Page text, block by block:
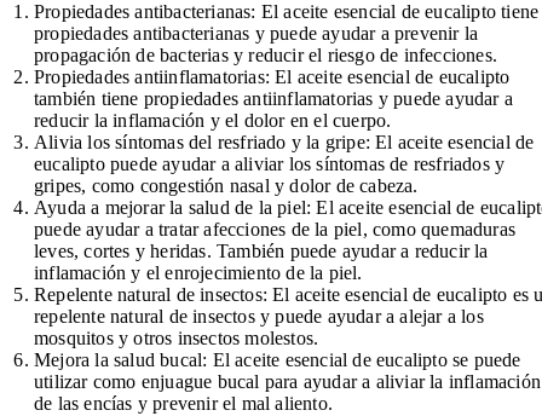
Propiedades antibacterianas: El aceite esencial de eucalipto tiene
propiedades antibacterianas y puede ayudar a prevenir la
propagación de bacterias y reducir el riesgo de infecciones.
Propiedades antiinflamatorias: El aceite esencial de eucalipto
también tiene propiedades antiinflamatorias y puede ayudar a
reducir la inflamación y el dolor en el cuerpo.
Alivia los síntomas del resfriado y la gripe: El aceite esencial de
eucalipto puede ayudar a aliviar los síntomas de resfriados y
gripes, como congestión nasal y dolor de cabeza.
Ayuda a mejorar la salud de la piel: El aceite esencial de
puede ayudar a tratar afecciones de la piel, como quemaduras
leves, cortes y heridas. También puede ayudar a reducir la
inflamación y el enrojecimiento de la piel.
Repelente natural de insectos: El aceite esencial de eucalipto es
repelente natural de insectos y puede ayudar a alejar a los
mosquitos y otros insectos molestos.
Mejora la salud bucal: El aceite esencial de eucalipto se puede
utilizar como enjuague bucal para ayudar a aliviar la inflamación
de las encías y prevenir el mal aliento.